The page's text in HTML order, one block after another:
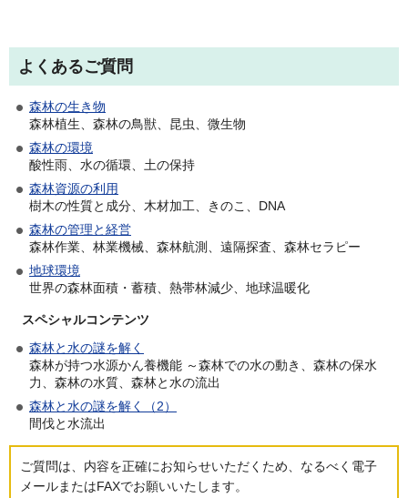
よくあるご質問
森林の生き物
森林植生、森林の鳥獣、昆虫、微生物
森林の環境
酸性雨、水の循環、土の保持
森林資源の利用
樹木の性質と成分、木材加工、きのこ、DNA
森林の管理と経営
森林作業、林業機械、森林航測、遠隔探査、森林セラピー
地球環境
世界の森林面積・蓄積、熱帯林減少、地球温暖化
スペシャルコンテンツ
森林と水の謎を解く
森林が持つ水源かん養機能 ～森林での水の動き、森林の保水
力、森林の水質、森林と水の流出
森林と水の謎を解く（2）
間伐と水流出
ご質問は、内容を正確にお知らせいただくため、なるべく電子
メールまたはFAXでお願いいたします。